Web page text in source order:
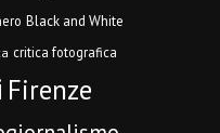
Black and White
critica fotografica
Firenze